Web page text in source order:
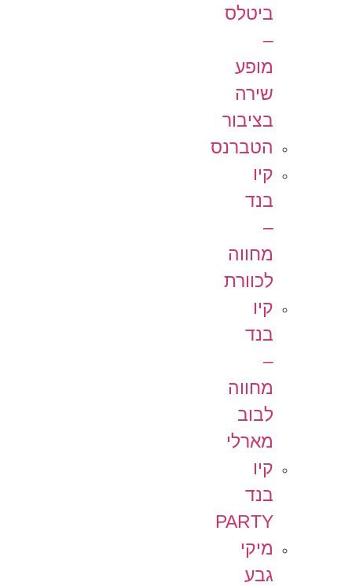
ביטלס
–
מופע
שירה
בציבור
הטברנס
קיו
בנד
–
מחווה
לכוורת
קיו
בנד
–
מחווה
לבוב
מארלי
קיו
בנד
PARTY
מיקי
גבע